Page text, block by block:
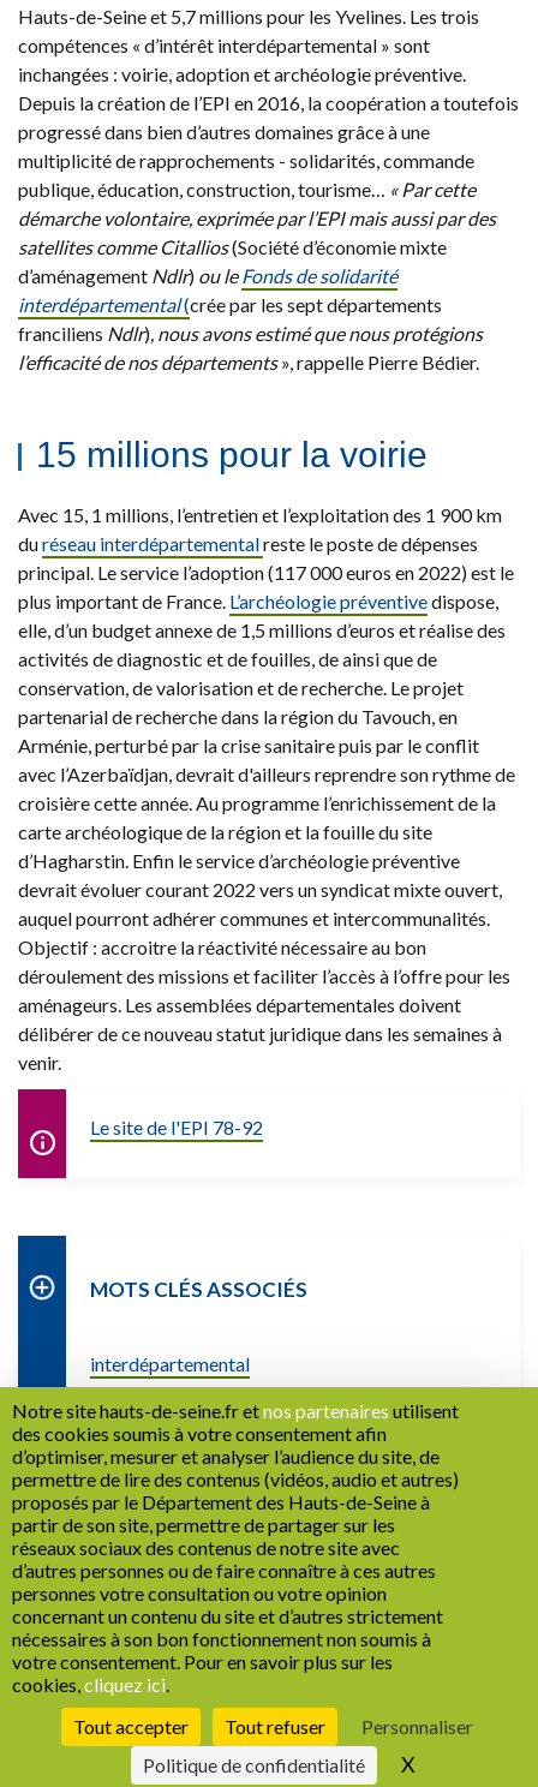
MOTS CLÉS ASSOCIÉS
interdépartemental
Hauts-de-Seine et 5,7 millions pour les Yvelines. Les trois
compétences « d’intérêt interdépartemental » sont
inchangées : voirie, adoption et archéologie préventive.
Depuis la création de l’EPI en 2016, la coopération a toutefois
progressé dans bien d’autres domaines grâce à une
multiplicité de rapprochements - solidarités, commande
publique, éducation, construction, tourisme…
« Par cette
démarche volontaire, exprimée par l’EPI mais aussi par des
satellites comme Citallios(Société d’économie mixte
d’aménagement Ndlr) ou le Fonds de solidarité
interdépartemental(crée par les sept départements
franciliens Ndlr) , nous avons estimé que nous protégions
l’efficacité de nos départements», rappelle Pierre Bédier.
15 millions pour la voirie
Avec 15, 1 millions, l’entretien et l’exploitation des 1 900 km
duréseau interdépartementalreste le poste de dépenses
principal. Le service l’adoption (117 000 euros en 2022) est le
plus important de France. L’archéologie préventivedispose,
elle, d’un budget annexe de 1,5 millions d’euros et réalise des
activités de diagnostic et de fouilles, de ainsi que de
conservation, de valorisation et de recherche. Le projet
partenarial de recherche dans la région du Tavouch, en
Arménie, perturbé par la crise sanitaire puis par le conflit
avec l’Azerbaïdjan, devrait d'ailleurs reprendre son rythme de
croisière cette année. Au programme l’enrichissement de la
carte archéologique de la région et la fouille du site
d’Hagharstin. Enfin le service d’archéologie préventive
devrait évoluer courant 2022 vers un syndicat mixte ouvert,
auquel pourront adhérer communes et intercommunalités.
Objectif : accroitre la réactivité nécessaire au bon
déroulement des missions et faciliter l’accès à l’offre pour les
aménageurs. Les assemblées départementales doivent
délibérer de ce nouveau statut juridique dans les semaines à
venir.
Le site de l'EPI 78-92
RETOUR
Recrutement Marchés publics
Mentions légales
Politique de confidentialité
Plan de site
Accessibilité : non conforme
Notre site hauts-de-seine.fr etnos partenaires utilisent
des cookies soumis à votre consentement afin
d’optimiser, mesurer et analyser l’audience du site, de
permettre de lire des contenus (vidéos, audio et autres)
proposés par le Département des Hauts-de-Seine à
partir de son site, permettre de partager sur les
réseaux sociaux des contenus de notre site avec
d’autres personnes ou de faire connaître à ces autres
personnes votre consultation ou votre opinion
concernant un contenu du site et d’autres strictement
nécessaires à son bon fonctionnement non soumis à
votre consentement. Pour en savoir plus sur les
cookies,cliquez ici.
Tout accepter
Tout refuser
Personnaliser
Politique de confidentialité
X